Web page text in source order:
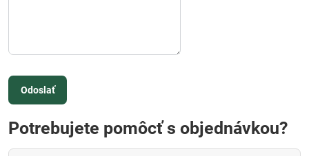
Odoslať
Potrebujete pomôcť s objednávkou?